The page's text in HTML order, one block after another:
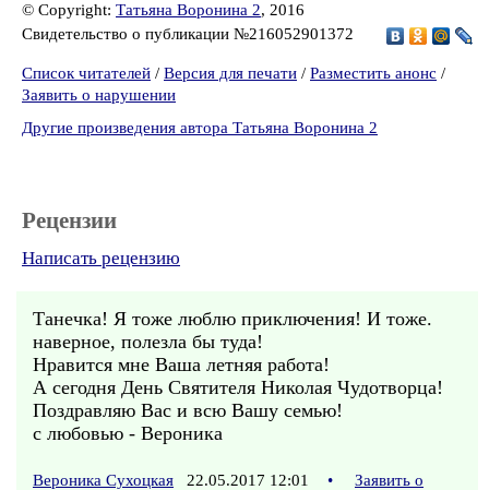
© Copyright: Татьяна Воронина 2, 2016
Свидетельство о публикации №216052901372
Список читателей / Версия для печати / Разместить анонс /
Заявить о нарушении
Другие произведения автора Татьяна Воронина 2
Рецензии
Написать рецензию
Танечка! Я тоже люблю приключения! И тоже.
наверное, полезла бы туда!
Нравится мне Ваша летняя работа!
А сегодня День Святителя Николая Чудотворца!
Поздравляю Вас и всю Вашу семью!
с любовью - Вероника
Вероника Сухоцкая 22.05.2017 12:01 •
Заявить о